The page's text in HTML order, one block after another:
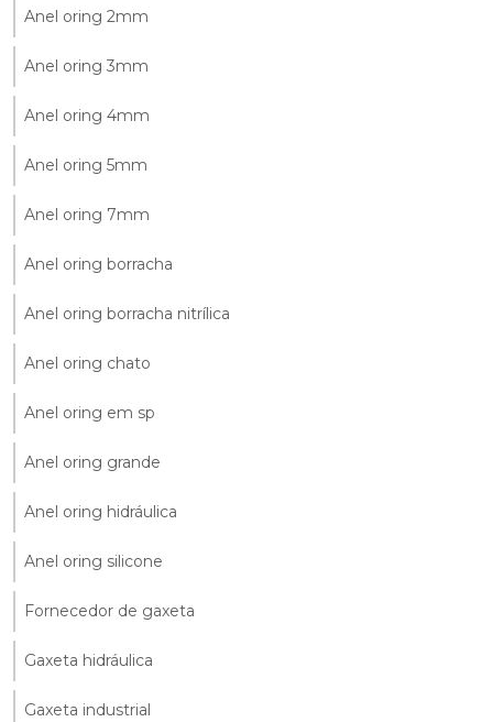
Anel oring 2mm
Anel oring 3mm
Anel oring 4mm
Anel oring 5mm
Anel oring 7mm
Anel oring borracha
Anel oring borracha nitrílica
Anel oring chato
Anel oring em sp
Anel oring grande
Anel oring hidráulica
Anel oring silicone
Fornecedor de gaxeta
Gaxeta hidráulica
Gaxeta industrial